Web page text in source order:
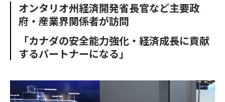
o
o
k
e
r
u
オンタリオ州経済開発省長官など主要政
府・産業界関係者が訪問
「カナダの安全能力強化・経済成長に貢献
するパートナーになる」